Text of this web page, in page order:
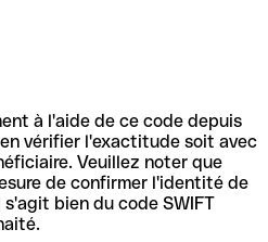
à l'aide de ce code depuis
vérifier l'exactitude soit avec
Veuillez noter que
de confirmer l'identité de
bien du code SWIFT